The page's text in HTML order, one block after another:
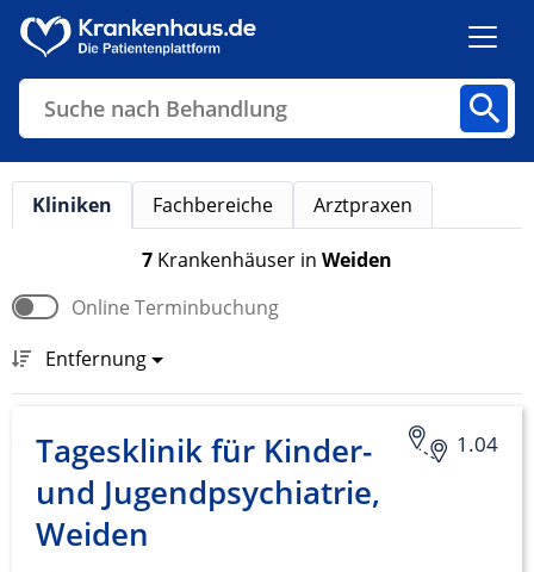
Suche nach Behandlung
Kliniken Fachbereiche Arztpraxen
7 Krankenhäuser in Weiden
Online Terminbuchung
Entfernung
1.04
Tagesklinik für Kinder-
und Jugendpsychiatrie,
Weiden